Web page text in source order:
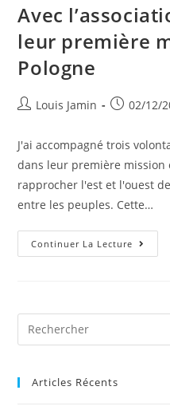
Avec
leur première
Pologne
Louis Jamin 02/12/
J'ai accompagné trois
dans leur première mission
rapprocher l'est et l'ouest
entre les peuples. Cette…
Continuer La Lecture
Articles Récents